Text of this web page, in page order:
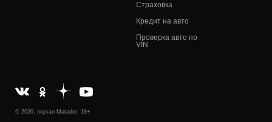
Страховка
Кредит на авто
Проверка авто по
VIN
© 2020, портал Matador, 18+